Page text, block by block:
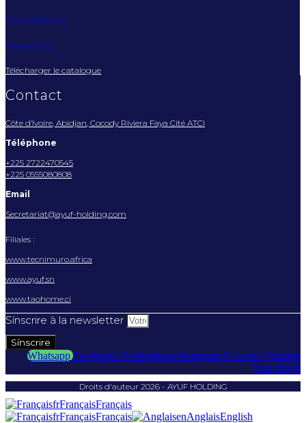
Nos réalisations
Mediaroom
Télécharger le catalogue
Contact
Côte d’Ivoire, Abidjan, Cocody Riviera Faya Cité ATCI
Téléphone
+225 2722470545
+225 0555080808
Email
Secretariat@ayuf-holding.com
Filiales :
www.tecnimuro.africa
www.ayuf.sn
www.taohome.ci
Sínscrire à la newsletter
Sínscrire
Whatsapp Facebook-f Linkedin-in Instagram X-twitterYoutube
Icon-tiktok
Droits d'auteur 2026 - AYUF HOLDING
frFrançaisFrançais
frFrançaisFrançais enAnglaisEnglish